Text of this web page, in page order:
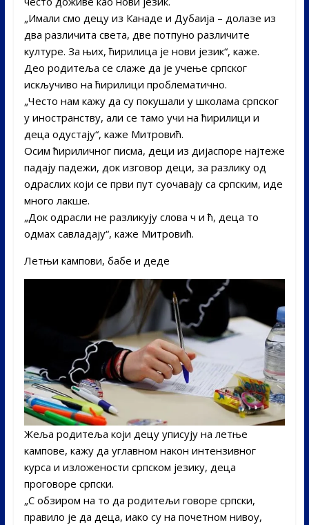
„Имали смо децу из Канаде и Дубаија – долазе из
два различита света, две потпуно различите
културе. За њих, ћирилица је нови језик“, каже.
Део родитеља се слаже да је учење српског
искључиво на ћирилици проблематично.
„Често нам кажу да су покушали у школама српског
у иностранству, али се тамо учи на ћирилици и
деца одустају“, каже Митровић.
Осим ћириличног писма, деци из дијаспоре најтеже
падају падежи, док изговор деци, за разлику од
одраслих који се први пут суочавају са српским, иде
много лакше.
„Док одрасли не разликују слова ч и ћ, деца то
одмах савладају“, каже Митровић.
Летњи кампови, бабе и деде
Жеља родитеља који децу уписују на летње
кампове, кажу да углавном након интензивног
курса и изложености српском језику, деца
проговоре српски.
„С обзиром на то да родитељи говоре српски,
правило је да деца, иако су на почетном нивоу,